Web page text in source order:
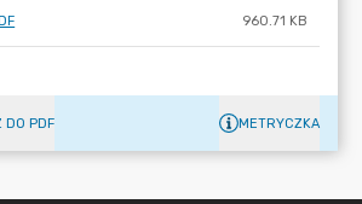
960.71 KB
DO PDF METRYCZKA